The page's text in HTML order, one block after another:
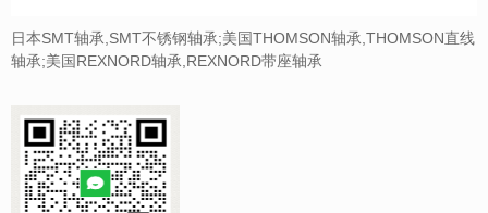
日本SMT轴承,SMT不锈钢轴承;美国THOMSON轴承,THOMSON直线
轴承;美国REXNORD轴承,REXNORD带座轴承